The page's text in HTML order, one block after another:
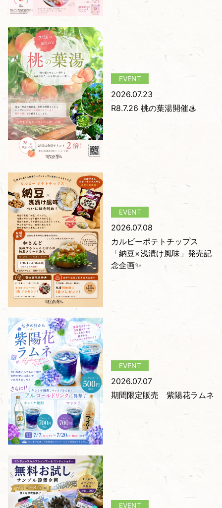
2026.07.23
R8.7.26 桃の葉湯開催♨
2026.07.08
カルビーポテトチップス
「納豆×浅漬け風味」発売記
念企画✨
2026.07.07
期間限定販売 紫陽花ラムネ